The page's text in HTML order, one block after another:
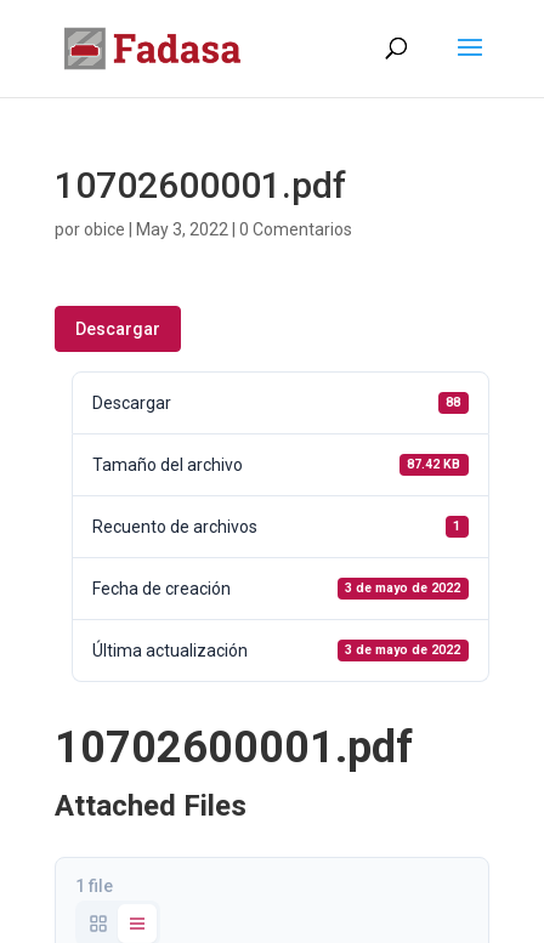
10702600001.pdf
porobice May 3, 2022 0 Comentarios
Descargar
Descargar 88
Tamaño del archivo 87.42 KB
Recuento de archivos 1
Fecha de creación 3 de mayo de 2022
Última actualización 3 de mayo de 2022
10702600001.pdf
Attached Files
1 file